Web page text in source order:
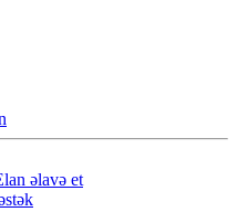
əlavə et